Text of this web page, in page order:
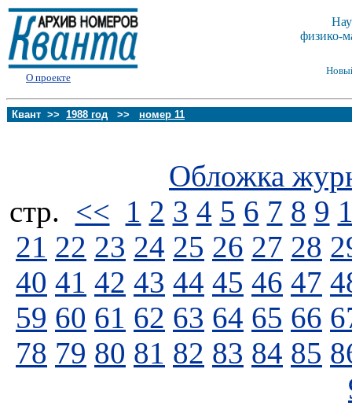
О проекте
физико-
Квант >> 1988 год >> номер 11
Обложка
стp. << 1 2 3 4 5 6 7 8 9
21 22 23 24 25 26 27 28
40 41 42 43 44 45 46 47
59 60 61 62 63 64 65 66
78 79 80 81 82 83 84 85